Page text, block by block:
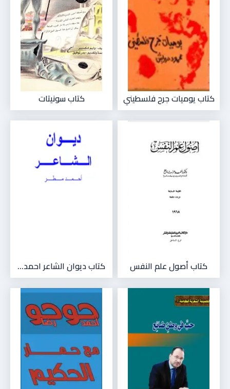
كتاب يوميات جرح فلسطيني كتاب سونيتات
كتاب أصول علم النفس كتاب ديوان الشاعر احمد...